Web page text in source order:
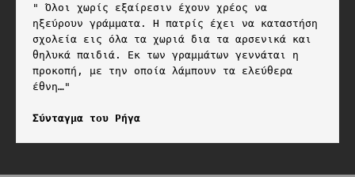
" Όλοι χωρίς εξαίρεσιν έχουν χρέος να
ηξεύρουν γράμματα. Η πατρίς έχει να καταστήση
σχολεία εις όλα τα χωριά δια τα αρσενικά και
θηλυκά παιδιά. Εκ των γραμμάτων γεννάται η
προκοπή, με την οποία λάμπουν τα ελεύθερα
έθνη…"
Σύνταγμα του Ρήγα